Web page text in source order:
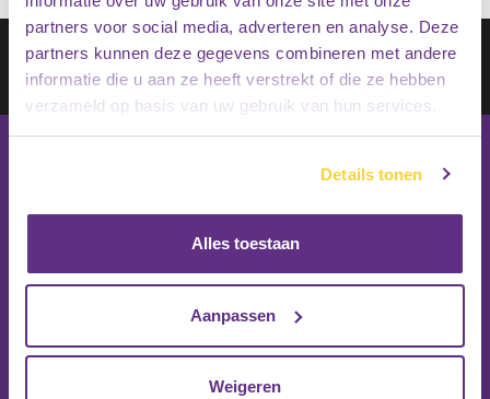
partners voor social media, adverteren en analyse. Deze
partners kunnen deze gegevens combineren met andere
informatie die u aan ze heeft verstrekt of die ze hebben
verzameld op basis van uw gebruik van hun services.
Details tonen
Alles toestaan
Aanpassen
Weigeren
Schrijf je in op onze nieuwsbrief
Inschrijven